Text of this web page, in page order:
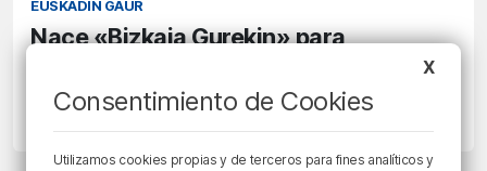
EUSKADIN GAUR
Nace «Bizkaia Gurekin» para
Bizkaia
X
Consentimiento de Cookies
Utilizamos cookies propias y de terceros para fines analíticos y